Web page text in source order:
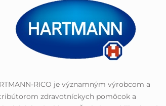
RICO je významným výrobcom a
zdravotníckych pomôcok a